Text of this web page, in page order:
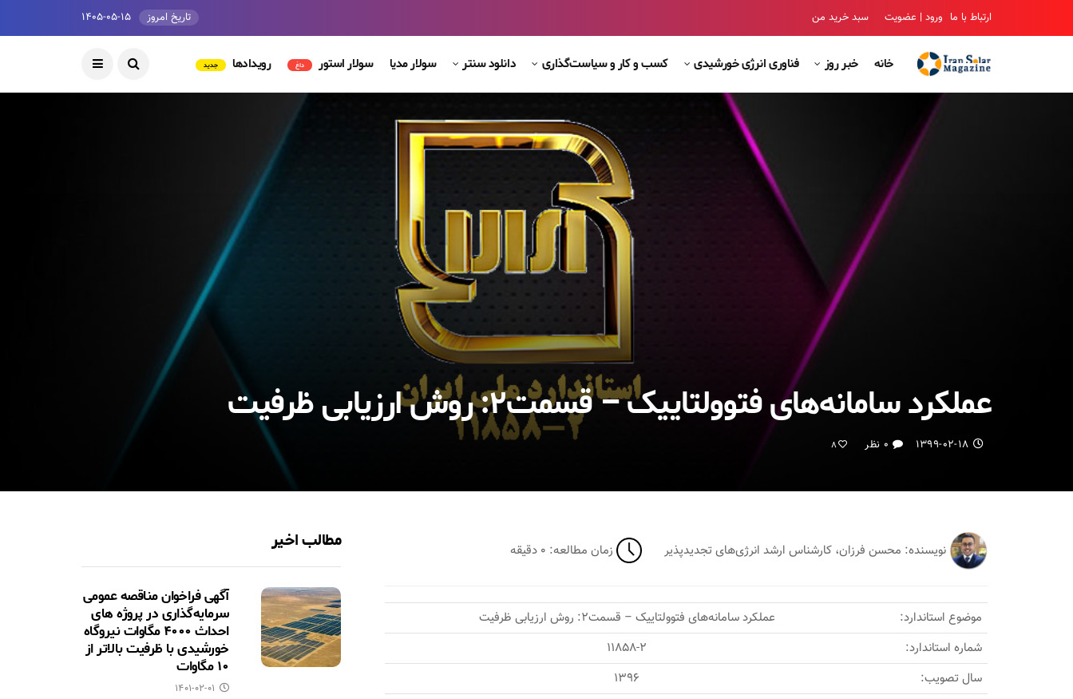
ارتباط با ما ورود | عضویت سبد خرید من تاریخ امروز ۱۴۰۵-۰۵-۱۵
خانه خبر روز فناوری انرژی خورشیدی کسب و کار و سیاست‌گذاری دانلود سنتر سولار مدیا سولار استور داغ رویدادها جدید
عملکرد سامانه‌های فتوولتاییک – قسمت۲: روش ارزیابی ظرفیت
۱۳۹۹-۰۲-۱۸ ۰ نظر 8
نویسنده: محسن فرزان، کارشناس ارشد انرژی‌های تجدیدپذیر زمان مطالعه: ۰ دقیقه
موضوع استاندارد:
عملکرد سامانه‌های فتوولتاییک – قسمت۲: روش ارزیابی ظرفیت
شماره استاندارد:
۱۱۸۵۸-۲
سال تصویب:
۱۳۹۶
مطالب اخیر
آگهی فراخوان مناقصه عمومی
سرمایه‌گذاری در پروژه های
احداث ۴۰۰۰ مگاوات نیروگاه
خورشیدی با ظرفیت بالاتر از
۱۰ مگاوات
۱۴۰۱-۰۲-۰۱